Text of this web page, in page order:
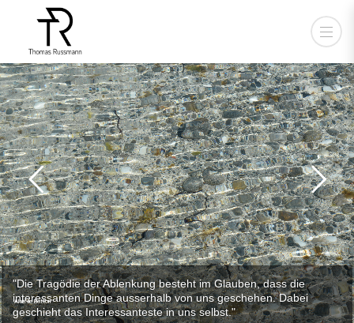
Alain de Botton
"Die Tragödie der Ablenkung besteht im Glauben, dass die
interessanten Dinge ausserhalb von uns geschehen. Dabei
geschieht das Interessanteste in uns selbst."